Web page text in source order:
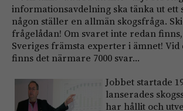
informationsavdelning ska tänka ut ett
någon ställer en allmän skogsfråga.
frågelådan! Om svaret inte redan
Sveriges främsta experter i ämnet! Vid
finns det närmare 7000 svar…
Jobbet startade
lanserades
har hållit och